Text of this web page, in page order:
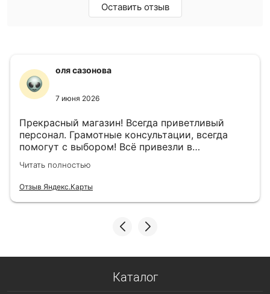
Оставить отзыв
оля сазонова
7 июня 2026
Прекрасный магазин! Всегда приветливый
персонал. Грамотные консультации, всегда
помогут с выбором! Всё привезли в
назначенный день!
Читать полностью
Отзыв Яндекс.Карты
Каталог